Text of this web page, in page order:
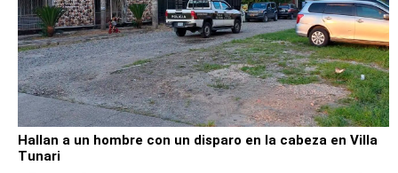
Hallan a un hombre con un disparo en la cabeza en Villa
Tunari